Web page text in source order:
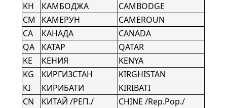
KH
КАМБОДЖА
CAMBODGE
CM
КАМЕРУН
CAMEROUN
CA
КАНАДА
CANADA
QA
КАТАР
QATAR
KE
КЕНИЯ
KENYA
KG
КИРГИЗСТАН
KIRGHISTAN
KI
КИРИБАТИ
KIRIBATI
CN
КИТАЙ /РЕП./ CHINE /Rep.Pop./